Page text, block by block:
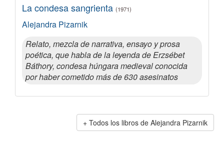
La condesa sangrienta (1971)
Alejandra Pizarnik
Relato, mezcla de narrativa, ensayo y prosa
poética, que habla de la leyenda de Erzsébet
Báthory, condesa húngara medieval conocida
por haber cometido más de 630 asesinatos
Todos los libros de Alejandra Pizarnik